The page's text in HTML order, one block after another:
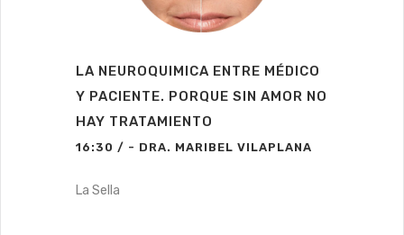
LA NEUROQUIMICA ENTRE MÉDICO
Y PACIENTE. PORQUE SIN AMOR NO
HAY TRATAMIENTO
16:30 / - DRA. MARIBEL VILAPLANA
La Sella